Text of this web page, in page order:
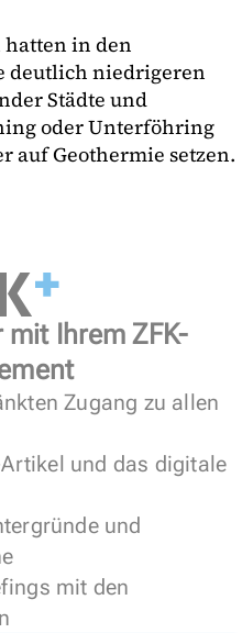
in den
deutlich niedrigeren
Städte und
oder Unterföhring
auf Geothermie setzen.
Ihrem ZFK-
Zugang zu allen
und das digitale
und
mit den